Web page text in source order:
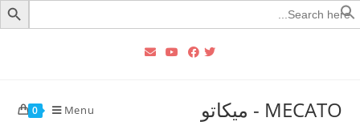
Search
for:
MECATO - ميكاتو 0 Menu